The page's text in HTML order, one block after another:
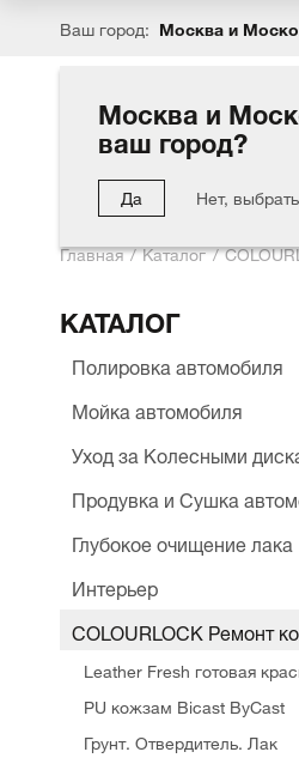
Ваш город: Москва и
Москва и
ваш город?
Да Нет,
Каталог Хиты
Главная Каталог
КАТАЛОГ
Полировка автомобиля
Мойка автомобиля
Уход за Колесными
Продувка и Сушка
Глубокое очищение лака
Интерьер
COLOURLOCK Ремонт
Leather Fresh готовая
PU кожзам Bicast ByCast
Грунт. Отвердитель. Лак